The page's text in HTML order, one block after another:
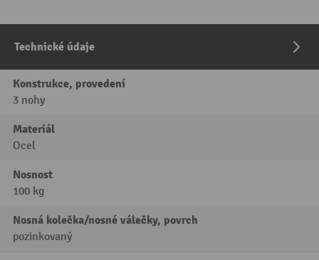
Technické údaje
Konstrukce, provedení
3 nohy
Materiál
Ocel
Nosnost
100 kg
Nosná kolečka/nosné válečky, povrch
pozinkovaný